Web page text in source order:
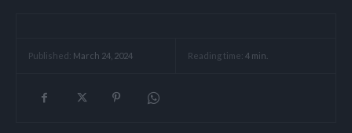
Published: March 24, 2024 Reading time: 4 min.